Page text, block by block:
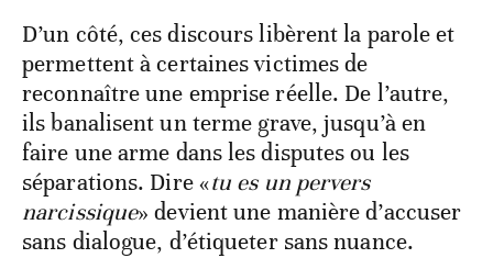
D’un côté, ces discours libèrent la parole et
permettent à certaines victimes de
reconnaître une emprise réelle. De l’autre,
ils banalisent un terme grave, jusqu’à en
faire une arme dans les disputes ou les
séparations. Dire «tu es un pervers
narcissique» devient une manière d’accuser
sans dialogue, d’étiqueter sans nuance.